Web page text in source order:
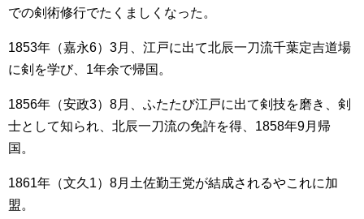
での剣術修行でたくましくなった。
1853年（嘉永6）3月、江戸に出て北辰一刀流千葉定吉道場
に剣を学び、1年余で帰国。
1856年（安政3）8月、ふたたび江戸に出て剣技を磨き、剣
士として知られ、北辰一刀流の免許を得、1858年9月帰
国。
1861年（文久1）8月土佐勤王党が結成されるやこれに加
盟。